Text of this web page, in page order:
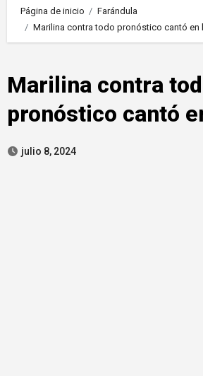
Página de inicio
Farándula
Marilina contra todo pronóstico cantó en
Marilina contra
pronóstico cantó
julio 8, 2024